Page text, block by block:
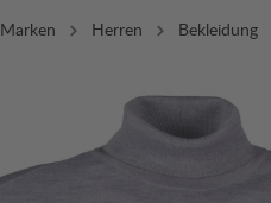
Marken Herren Bekleidung